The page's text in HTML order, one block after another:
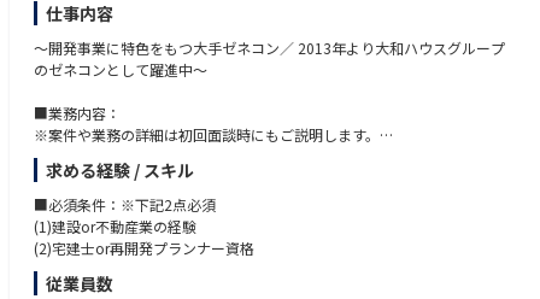
仕事内容
～開発事業に特色をもつ大手ゼネコン／ 2013年より大和ハウスグループ
のゼネコンとして躍進中～
■業務内容：
※案件や業務の詳細は初回面談時にもご説明します。
法定再開発事業において、都心・駅前等の高度利用地区における超高層ビ
ル・マンション等の企画/提案から事業推進の一連の業務をお任せします。
■業務の流れ：
(1)再開発情報の収集→(2)地権者訪問/提案（法人・個人あり）→(3)準備組
合・組合の運営→(4)地権者・行政やコンサルティング会社と一体となって
事業推進
求める経験 / スキル
■必須条件：※下記2点必須
(1)建設or不動産業の経験
(2)宅建士or再開発プランナー資格
従業員数